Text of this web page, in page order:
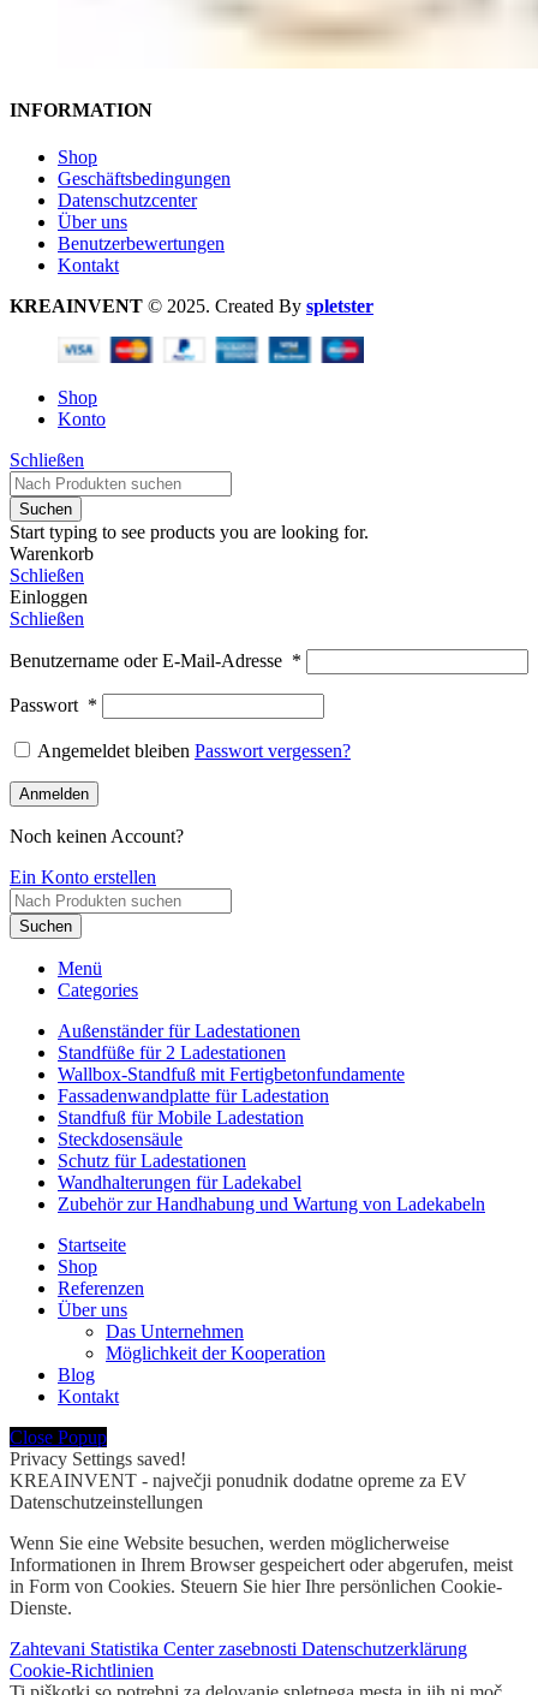
INFORMATION
Shop
Geschäftsbedingungen
Datenschutzcenter
Über uns
Benutzerbewertungen
Kontakt
KREAINVENT © 2025. Created By spletster
Shop
Konto
Schließen
Suchen
Start typing to see products you are looking for.
Warenkorb
Schließen
Einloggen
Schließen
Benutzername oder E-Mail-Adresse *
Passwort *
Angemeldet bleiben Passwort vergessen?
Anmelden
Noch keinen Account?
Ein Konto erstellen
Suchen
Menü
Categories
Außenständer für Ladestationen
Standfüße für 2 Ladestationen
Wallbox-Standfuß mit Fertigbetonfundamente
Fassadenwandplatte für Ladestation
Standfuß für Mobile Ladestation
Steckdosensäule
Schutz für Ladestationen
Wandhalterungen für Ladekabel
Zubehör zur Handhabung und Wartung von Ladekabeln
Startseite
Shop
Referenzen
Über uns
Das Unternehmen
Möglichkeit der Kooperation
Blog
Kontakt
Close Popup
Privacy Settings saved!
KREAINVENT - največji ponudnik dodatne opreme za EV
Datenschutzeinstellungen
Wenn Sie eine Website besuchen, werden möglicherweise
Informationen in Ihrem Browser gespeichert oder abgerufen, meist
in Form von Cookies. Steuern Sie hier Ihre persönlichen Cookie-
Dienste.
Zahtevani Statistika Center zasebnosti Datenschutzerklärung
Cookie-Richtlinien